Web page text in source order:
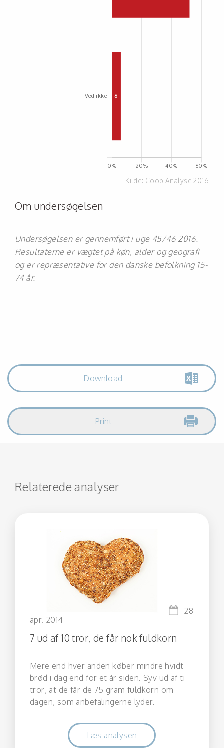
Kilde: Coop Analyse 2016
Om undersøgelsen
Undersøgelsen er gennemført i uge 45/46 2016.
Resultaterne er vægtet på køn, alder og geografi
og er repræsentative for den danske befolkning 15-
74 år.
Download
Print
Relaterede analyser
28
apr. 2014
7 ud af 10 tror, de får nok fuldkorn
Mere end hver anden køber mindre hvidt
brød i dag end for et år siden. Syv ud af ti
tror, at de får de 75 gram fuldkorn om
dagen, som anbefalingerne lyder.
Læs analysen